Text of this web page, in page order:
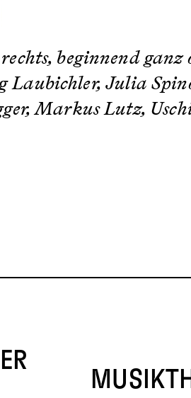
beginnend
Julia
Markus Lutz,